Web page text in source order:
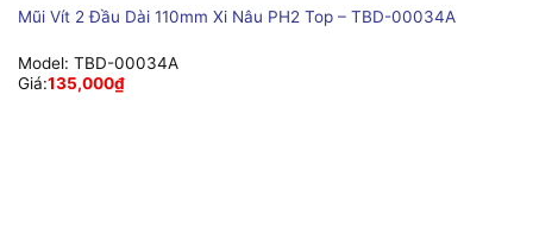
Mũi Vít 2 Đầu Dài 110mm Xi Nâu PH2 Top – TBD-00034A
Model: TBD-00034A
Giá:135,000₫